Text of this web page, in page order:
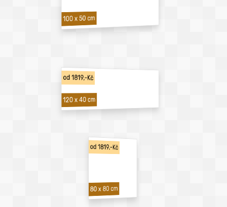
100 x 50 cm
od 1819,-Kč
120 x 40 cm
od 1819,-Kč
80 x 80 cm